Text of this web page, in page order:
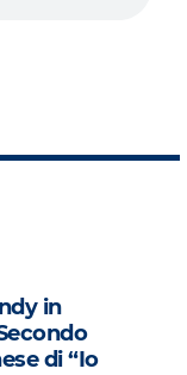
in
di “Io
Bossa Nostra
EMMA
L'amore Non Mi Basta
(umberto Balzanelli, Jerry
Dj, Michelle Bootleg